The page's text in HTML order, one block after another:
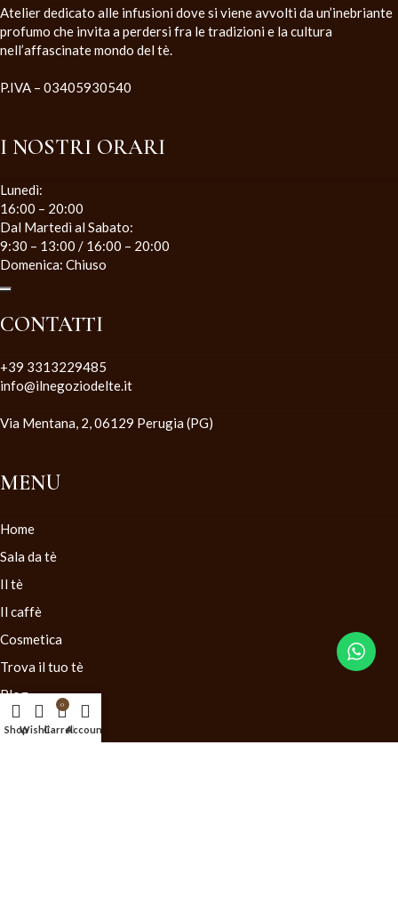
Atelier dedicato alle infusioni dove si viene avvolti da un’inebriante
profumo che invita a perdersi fra le tradizioni e la cultura
nell’affascinate mondo del tè.
P.IVA – 03405930540
I NOSTRI ORARI
Lunedì:
16:00 – 20:00
Dal Martedì al Sabato:
9:30 – 13:00 / 16:00 – 20:00
Domenica: Chiuso
CONTATTI
+39 3313229485
info@ilnegoziodelte.it
Via Mentana, 2, 06129 Perugia (PG)
MENU
Home
Sala da tè
Il tè
Il caffè
Cosmetica
Trova il tuo tè
Blog
Contatti
ShopWishlist
0
CarrelloAccount